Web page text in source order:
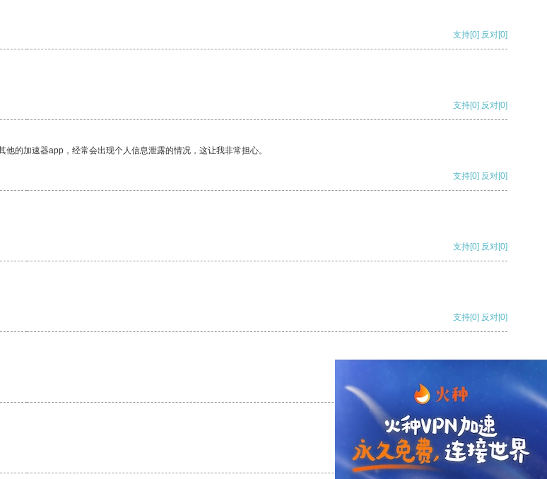
支持[0] 反对[0]
支持[0] 反对[0]
的加速器app，经常会出现个人信息泄露的情况，这让我非常担心。
支持[0] 反对[0]
支持[0] 反对[0]
支持[0] 反对[0]
支持
支持[0] 反对[0]